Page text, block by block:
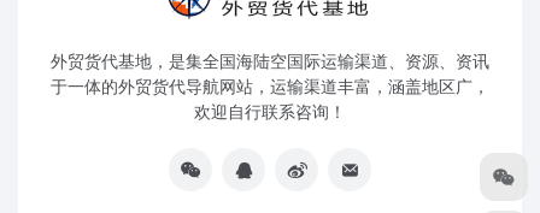
外贸货代基地，是集全国海陆空国际运输渠道、资源、资讯
于一体的外贸货代导航网站，运输渠道丰富，涵盖地区广，
欢迎自行联系咨询！